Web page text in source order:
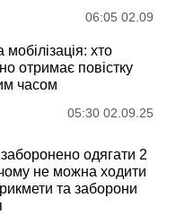
06:05 02.09
хто
отримає повістку
часом
05:30 02.09.25
одягати 2
не можна ходити
та заборони